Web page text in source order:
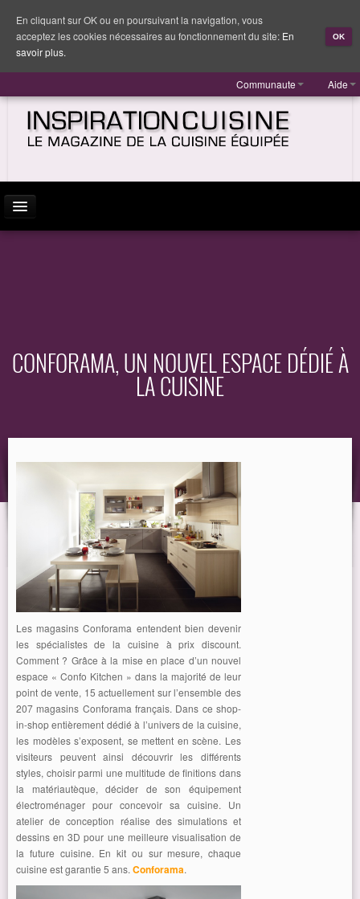
Communaute Aide
CONFORAMA, UN NOUVEL ESPACE DÉDIÉ À
LA CUISINE
Les magasins Conforama entendent bien devenir
les spécialistes de la cuisine à prix discount.
Comment ? Grâce à la mise en place d’un nouvel
espace « Confo Kitchen » dans la majorité de leur
point de vente, 15 actuellement sur l’ensemble des
207 magasins Conforama français. Dans ce shop-
in-shop entièrement dédié à l’univers de la cuisine,
les modèles s’exposent, se mettent en scène. Les
visiteurs peuvent ainsi découvrir les différents
styles, choisir parmi une multitude de finitions dans
la matériautèque, décider de son équipement
électroménager pour concevoir sa cuisine. Un
atelier de conception réalise des simulations et
dessins en 3D pour une meilleure visualisation de
la future cuisine. En kit ou sur mesure, chaque
cuisine est garantie 5 ans. Conforama.
En cliquant sur OK ou en poursuivant la navigation, vous
acceptez les cookies nécessaires au fonctionnement du site: En
savoir plus.
OK